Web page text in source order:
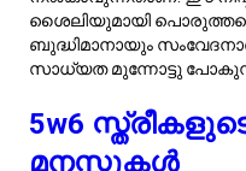
പ്രവണത അവരുടെ 6-
സമൂഹത്തിനും
സുതാര്യമാണ്,
തമ്മിലുള്ള ഒരു സജീവമായ
വ്യക്തിത്വ തരം
കൂടുതൽ ആഴത്തിൽ
സ്ത്രീകളെ